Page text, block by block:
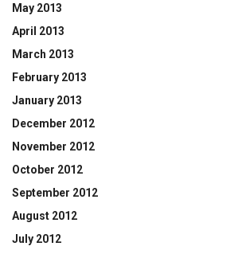
May 2013
April 2013
March 2013
February 2013
January 2013
December 2012
November 2012
October 2012
September 2012
August 2012
July 2012